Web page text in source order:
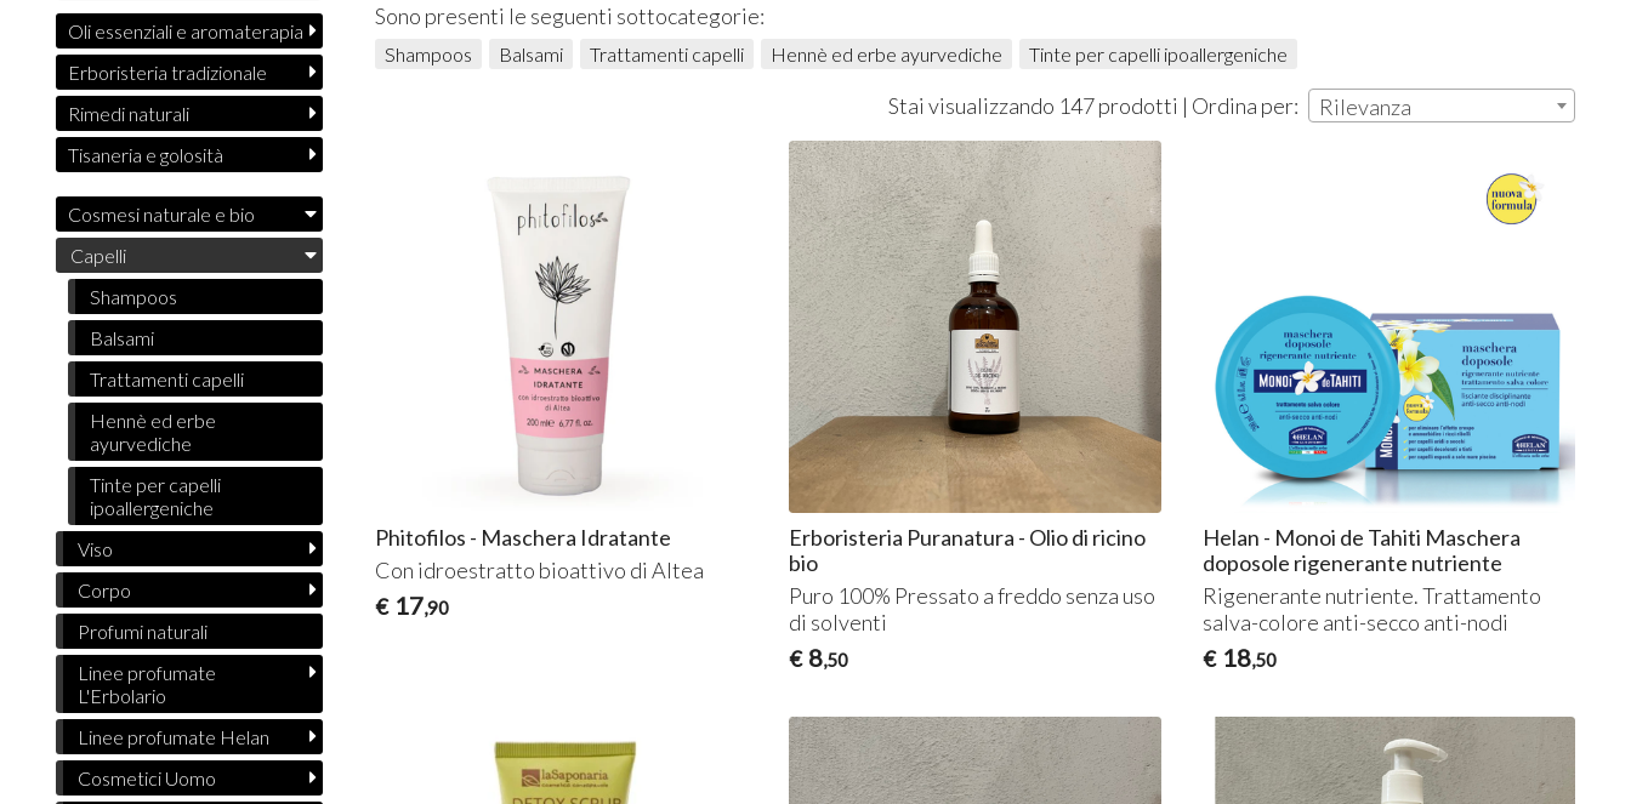
Sono presenti le seguenti sottocategorie:
Shampoos Balsami Trattamenti capelli Hennè ed erbe ayurvediche Tinte per capelli ipoallergeniche
Stai visualizzando 147 prodotti | Ordina per: Rilevanza
Phitofilos - Maschera Idratante
Con idroestratto bioattivo di Altea
€ 17,90
Erboristeria Puranatura - Olio di ricino
bio
Puro 100% Pressato a freddo senza uso
di solventi
€ 8,50
Helan - Monoi de Tahiti Maschera
doposole rigenerante nutriente
Rigenerante nutriente. Trattamento
salva-colore anti-secco anti-nodi
€ 18,50
Oli essenziali e aromaterapia
Erboristeria tradizionale
Rimedi naturali
Tisaneria e golosità
Cosmesi naturale e bio
Capelli
Shampoos
Balsami
Trattamenti capelli
Hennè ed erbe
ayurvediche
Tinte per capelli
ipoallergeniche
Viso
Corpo
Profumi naturali
Linee profumate
L'Erbolario
Linee profumate Helan
Cosmetici Uomo